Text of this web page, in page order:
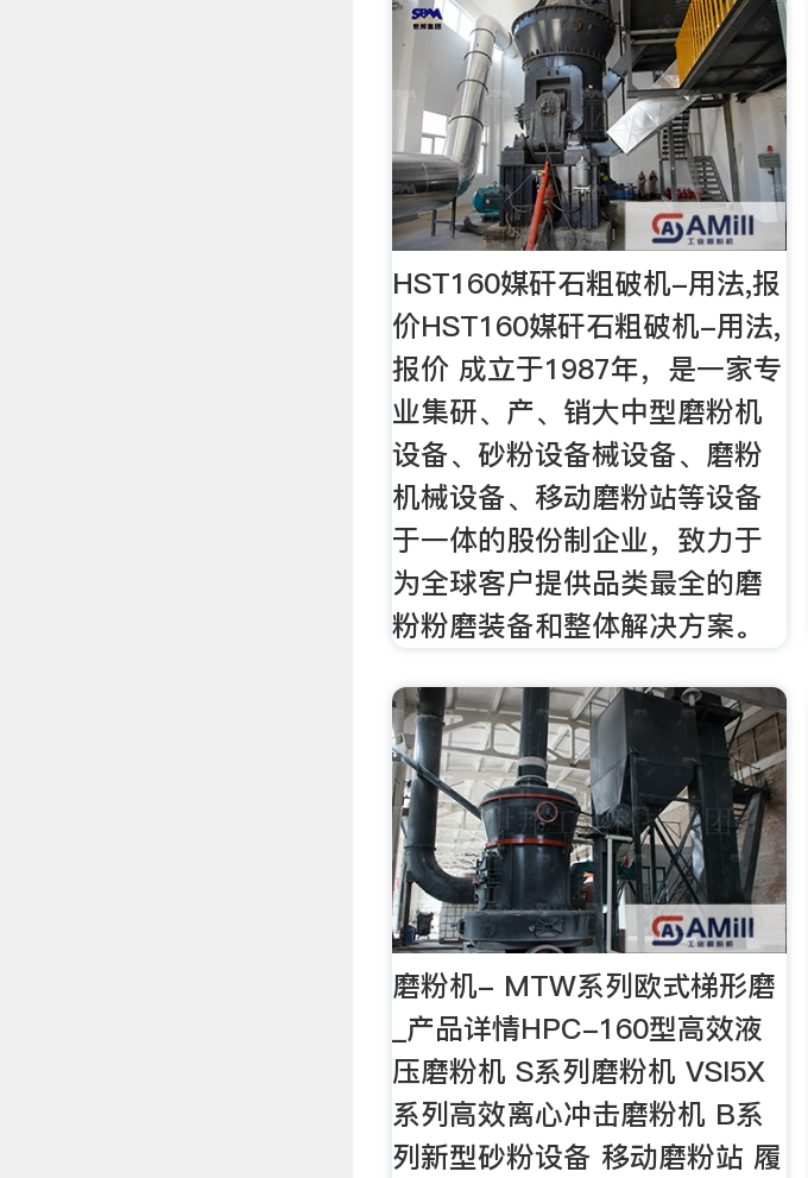
HST160媒矸石粗破机-用法,报
价HST160媒矸石粗破机-用法,
报价 成立于1987年，是一家专
业集研、产、销大中型磨粉机
设备、砂粉设备械设备、磨粉
机械设备、移动磨粉站等设备
于一体的股份制企业，致力于
为全球客户提供品类最全的磨
粉粉磨装备和整体解决方案。
磨粉机- MTW系列欧式梯形磨
_产品详情HPC-160型高效液
压磨粉机 S系列磨粉机 VSI5X
系列高效离心冲击磨粉机 B系
列新型砂粉设备 移动磨粉站 履